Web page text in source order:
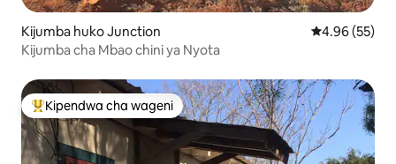
Kijumba huko Junction Ukadiriaji wa
4.96 (55)
Kijumba cha Mbao chini ya Nyota
Kipendwa maarufu cha wageni
Kipendwa cha wageni